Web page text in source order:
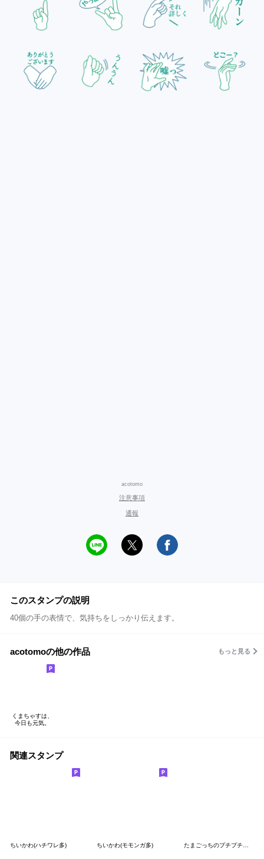
acotomo
注意事項
通報
このスタンプの説明
40個の手の表情で、気持ちをしっかり伝えます。
acotomoの他の作品 もっと見る
くまちゃすは、
今日も元気。
関連スタンプ
ちいかわ(ハチワレ多) ちいかわ(モモンガ多) たまごっちのプチプチおみせっち